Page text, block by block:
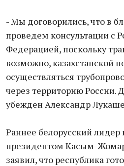
- Мы договорились, что в
проведем консультации с
Федерацией, поскольку
возможно, казахстанской
осуществляться
через территорию России.
убежден Александр
Раннее белорусский лидер
президентом Касым-
заявил, что республика